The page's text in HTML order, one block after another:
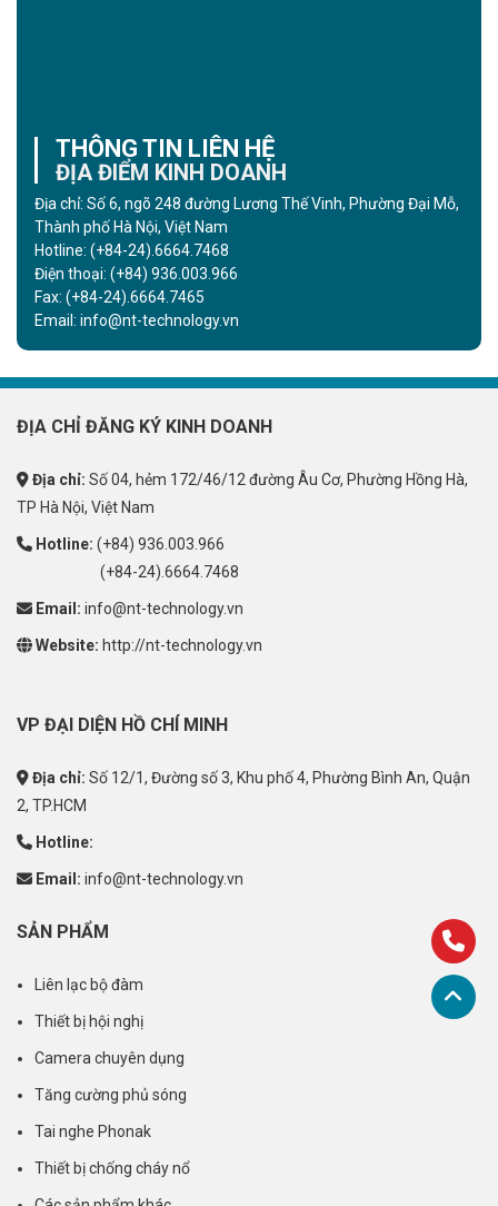
THÔNG TIN LIÊN HỆ
ĐỊA ĐIỂM KINH DOANH
Địa chỉ: Số 6, ngõ 248 đường Lương Thế Vinh, Phường Đại Mỗ,
Thành phố Hà Nội, Việt Nam
Hotline: (+84-24).6664.7468
Điện thoại: (+84) 936.003.966
Fax: (+84-24).6664.7465
Email: info@nt-technology.vn
ĐỊA CHỈ ĐĂNG KÝ KINH DOANH
Địa chỉ: Số 04, hẻm 172/46/12 đường Âu Cơ, Phường Hồng Hà,
TP Hà Nội, Việt Nam
Hotline: (+84) 936.003.966
(+84-24).6664.7468
Email: info@nt-technology.vn
Website: http://nt-technology.vn
VP ĐẠI DIỆN HỒ CHÍ MINH
Địa chỉ: Số 12/1, Đường số 3, Khu phố 4, Phường Bình An, Quận
2, TP.HCM
Hotline:
Email: info@nt-technology.vn
SẢN PHẨM
Liên lạc bộ đàm
Thiết bị hội nghị
Camera chuyên dụng
Tăng cường phủ sóng
Tai nghe Phonak
Thiết bị chống cháy nổ